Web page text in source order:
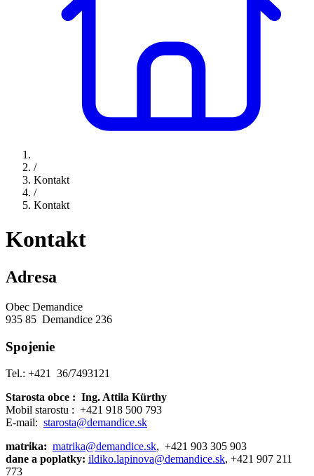
/
Kontakt
/
Kontakt
Kontakt
Adresa
Obec Demandice
935 85 Demandice 236
Spojenie
Tel.: +421 36/7493121
Starosta obce : Ing. Attila Kürthy
Mobil starostu : +421 918 500 793
E-mail: starosta@demandice.sk
matrika: matrika@demandice.sk, +421 903 305 903
dane a poplatky: ildiko.lapinova@demandice.sk, +421 907 211
773